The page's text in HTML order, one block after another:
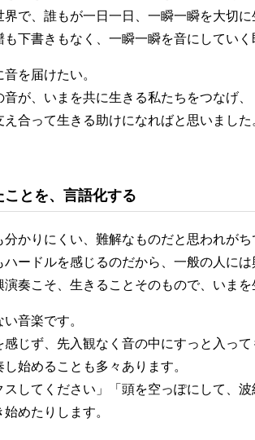
で、誰もが一日一日、一瞬一瞬を大切に
下書きもなく、一瞬一瞬を音にしていく
を届けたい。
が、いまを共に生きる私たちをつなげ、
合って生きる助けになればと思いました
とを、言語化する
かりにくい、難解なものだと思われがち
ードルを感じるのだから、一般の人には
奏こそ、生きることそのもので、いま
音楽です。
感じず、先入観なく音の中にすっと入っ
始めることも多々あります。
スしてください」「頭を空っぽにして、
めたりします。